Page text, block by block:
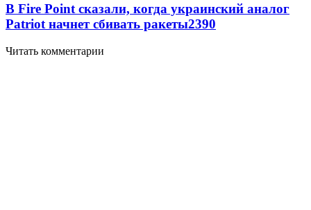
В Fire Point сказали, когда украинский аналог
Patriot начнет сбивать ракеты2390
Читать комментарии